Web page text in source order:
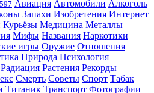
597 Авиация Автомобили Алкоголь
Запахи Изобретения Интернет
Курьёзы Медицина Металлы
Мифы Названия Наркотики
игры Оружие Отношения
Природа Психология
Радиация Растения Рекорды
Смерть Советы Спорт Табак
Титаник Транспорт Фотографии